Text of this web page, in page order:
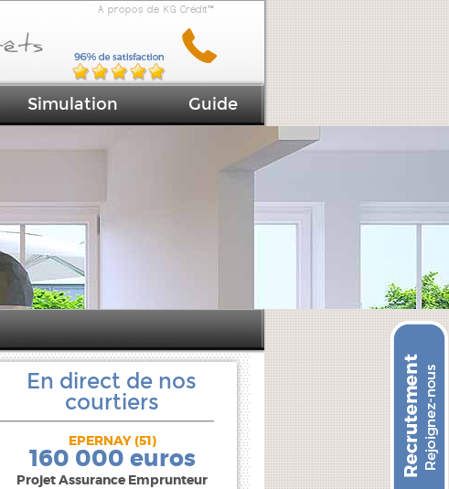
En direct de nos
courtiers
EPERNAY (51)
160 000 euros
Projet Assurance Emprunteur
240 000 euros
A propos de KG Crédit™
Simulation Guide